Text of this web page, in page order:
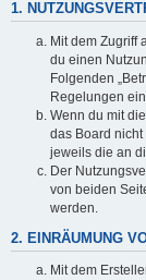
1.
Mit dem Zugriff
du einen
Folgenden
Regelungen
Wenn du mit
das Board
jeweils die an
Der
von beiden
werden.
2. EINRÄUMUNG
Mit dem